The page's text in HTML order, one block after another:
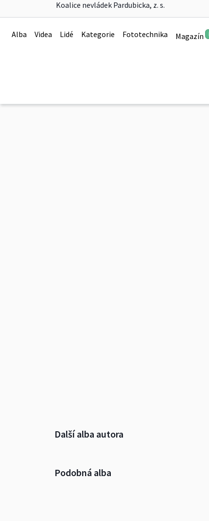
Alba Videa Lidé Kategorie Fototechnika Magazín
Koalice nevládek Pardubicka, z. s.
Burza filantropie
Další alba autora
Podobná alba